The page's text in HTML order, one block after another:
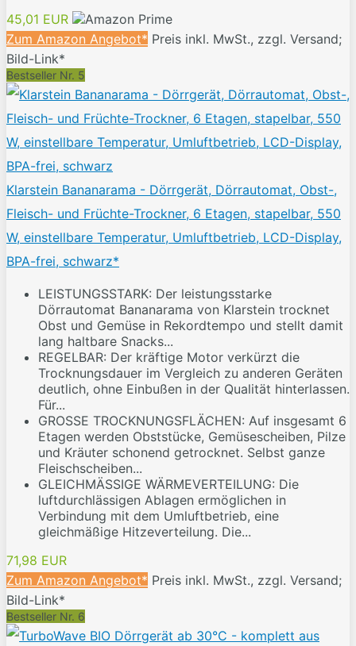
45,01 EUR
Zum Amazon Angebot* Preis inkl. MwSt., zzgl. Versand;
Bild-Link*
Bestseller Nr. 5
Klarstein Bananarama - Dörrgerät, Dörrautomat, Obst-,
Fleisch- und Früchte-Trockner, 6 Etagen, stapelbar, 550
W, einstellbare Temperatur, Umluftbetrieb, LCD-Display,
BPA-frei, schwarz*
LEISTUNGSSTARK: Der leistungsstarke
Dörrautomat Bananarama von Klarstein trocknet
Obst und Gemüse in Rekordtempo und stellt damit
lang haltbare Snacks...
REGELBAR: Der kräftige Motor verkürzt die
Trocknungsdauer im Vergleich zu anderen Geräten
deutlich, ohne Einbußen in der Qualität hinterlassen.
Für...
GROSSE TROCKNUNGSFLÄCHEN: Auf insgesamt 6
Etagen werden Obststücke, Gemüsescheiben, Pilze
und Kräuter schonend getrocknet. Selbst ganze
Fleischscheiben...
GLEICHMÄSSIGE WÄRMEVERTEILUNG: Die
luftdurchlässigen Ablagen ermöglichen in
Verbindung mit dem Umluftbetrieb, eine
gleichmäßige Hitzeverteilung. Die...
71,98 EUR
Zum Amazon Angebot* Preis inkl. MwSt., zzgl. Versand;
Bild-Link*
Bestseller Nr. 6